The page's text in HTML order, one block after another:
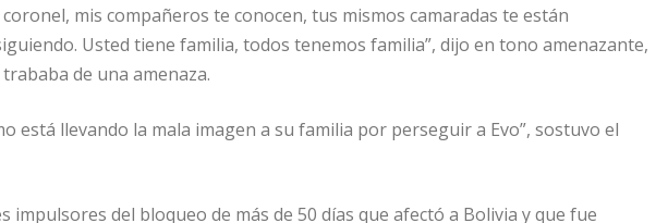
mis compañeros te conocen, tus mismos camaradas te están
Usted tiene familia, todos tenemos familia”, dijo en tono amenazante,
de una amenaza.
está llevando la mala imagen a su familia por perseguir a Evo”, sostuvo el
impulsores del bloqueo de más de 50 días que afectó a Bolivia y que fue